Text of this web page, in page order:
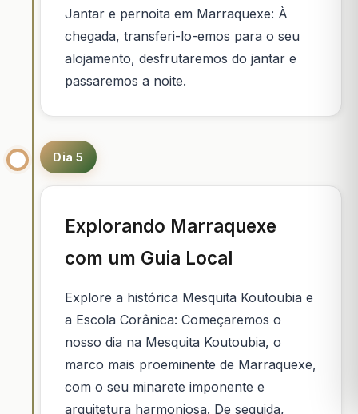
Jantar e pernoita em Marraquexe: À
chegada, transferi-lo-emos para o seu
alojamento, desfrutaremos do jantar e
passaremos a noite.
Dia 5
Explorando Marraquexe
com um Guia Local
Explore a histórica Mesquita Koutoubia e
a Escola Corânica: Começaremos o
nosso dia na Mesquita Koutoubia, o
marco mais proeminente de Marraquexe,
com o seu minarete imponente e
arquitetura harmoniosa. De seguida,